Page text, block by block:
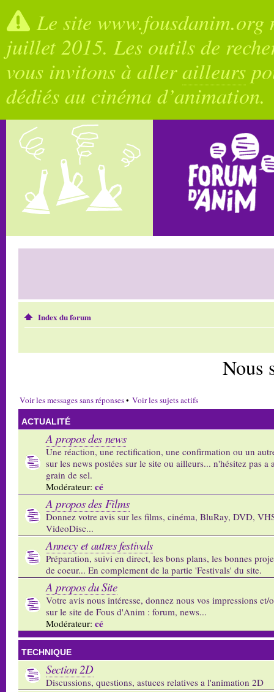
Le site
juillet 2015. Les outils de
vous invitons à allerailleurs
dédiés au cinéma d’animation.
Index du forum
Nous
Voir les messages sans réponses• Voir les sujets actifs
ACTUALITÉ
A propos des news
Une réaction, une rectification, une confirmation ou un
sur les news postées sur le site ou ailleurs... n'hésitez pas a
grain de sel.
Modérateur: cé
A propos des Films
Donnez votre avis sur les films, cinéma, BluRay, DVD,
VideoDisc...
Annecy et autres festivals
Préparation, suivi en direct, les bons plans, les bonnes
de coeur... En complement de la partie 'Festivals' du site.
A propos du Site
Votre avis nous intéresse, donnez nous vos impressions et/
sur le site de Fous d'Anim : forum, news...
Modérateur: cé
TECHNIQUE
Section 2D
Discussions, questions, astuces relatives a l'animation 2D